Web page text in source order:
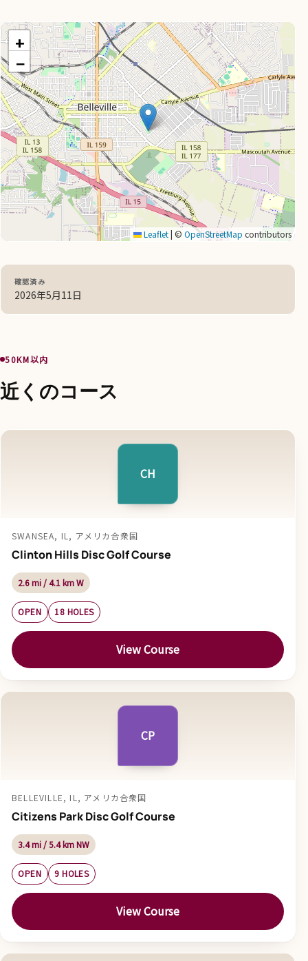
+
−
Leaflet ©OpenStreetMap contributors
確認済み
2026年5月11日
50KM以内
近くのコース
CH
SWANSEA, IL, アメリカ合衆国
Clinton Hills Disc Golf Course
2.6 mi / 4.1 km W
OPEN 18 HOLES
View Course
CP
BELLEVILLE, IL, アメリカ合衆国
Citizens Park Disc Golf Course
3.4 mi / 5.4 km NW
OPEN 9 HOLES
View Course